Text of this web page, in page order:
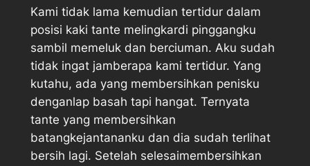
Kami tidak lama kemudian tertidur dalam
posisi kaki tante melingkardi pinggangku
sambil memeluk dan berciuman. Aku sudah
tidak ingat jamberapa kami tertidur. Yang
kutahu, ada yang membersihkan penisku
denganlap basah tapi hangat. Ternyata
tante yang membersihkan
batangkejantananku dan dia sudah terlihat
bersih lagi. Setelah selesaimembersihkan